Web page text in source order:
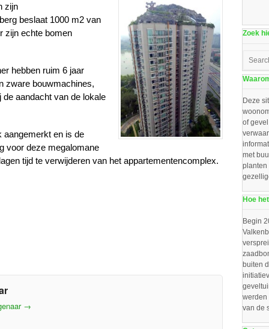
zijn
beslaat 1000 m2 van
zijn echte bomen
hebben ruim 6 jaar
zware bouwmachines,
aandacht van de lokale
aangemerkt en is de
voor deze megalomane
tijd te verwijderen van het appartementencomplex.
→
Zoek
Deze
of
met
planten
Hoe
Begin
buiten
werden
van de